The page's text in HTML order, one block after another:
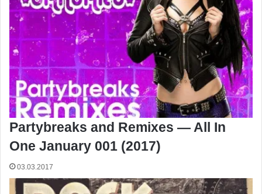
Partybreaks and Remixes — All In
One January 001 (2017)
03.03.2017